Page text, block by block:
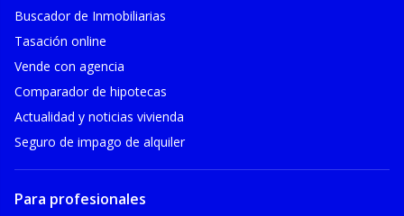
Buscador de Inmobiliarias
Tasación online
Vende con agencia
Comparador de hipotecas
Actualidad y noticias vivienda
Seguro de impago de alquiler
Para profesionales